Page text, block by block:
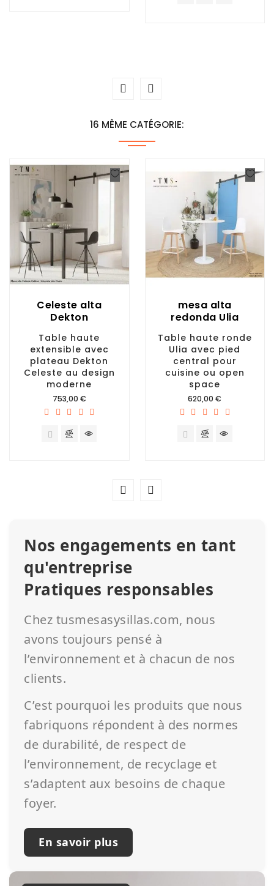
16 MÊME CATÉGORIE:
Celeste alta
Dekton
Table haute
extensible avec
plateau Dekton
Celeste au design
moderne
Prix
753,00 €
mesa alta
redonda Ulia
Table haute ronde
Ulia avec pied
central pour
cuisine ou open
space
Prix
620,00 €
Nos engagements en tant
qu'entreprise
Pratiques responsables
Chez tusmesasysillas.com, nous
avons toujours pensé à
l’environnement et à chacun de nos
clients.
C’est pourquoi les produits que nous
fabriquons répondent à des normes
de durabilité, de respect de
l’environnement, de recyclage et
s’adaptent aux besoins de chaque
foyer.
En savoir plus